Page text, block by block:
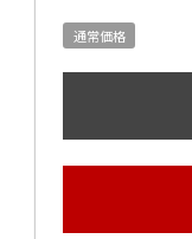
通常価格